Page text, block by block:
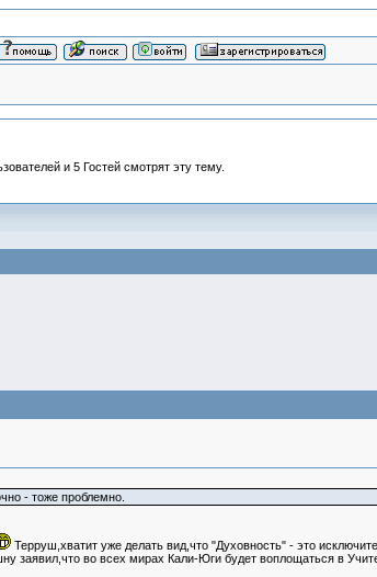
и 5 Гостей смотрят эту тему.
- тоже проблемно.
Терруш,хватит уже делать вид,что "Духовность" - это
заявил,что во всех мирах Кали-Юги будет воплощаться в